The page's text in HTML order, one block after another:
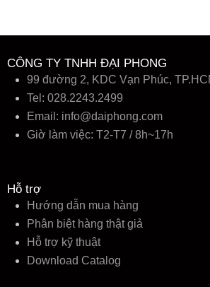
CÔNG TY TNHH ĐẠI PHONG
99 đường 2, KDC Vạn Phúc,
Tel: 028.2243.2499
Email: info@daiphong.com
Giờ làm việc: T2-T7 / 8h~17h
Hỗ trợ
Hướng dẫn mua hàng
Phân biệt hàng thật giả
Hỗ trợ kỹ thuật
Download Catalog